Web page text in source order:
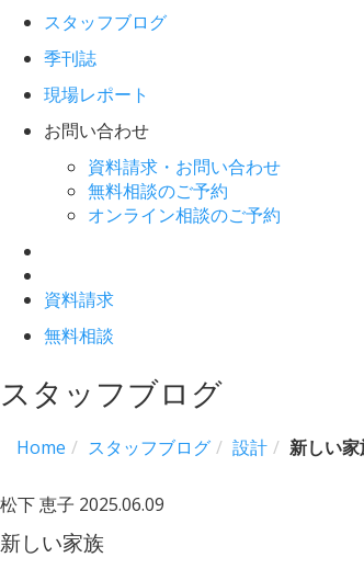
スタッフブログ
季刊誌
現場レポート
お問い合わせ
資料請求・お問い合わせ
無料相談のご予約
オンライン相談のご予約
資料請求
無料相談
スタッフブログ
Home スタッフブログ 設計 新しい家
松下 恵子 2025.06.09
新しい家族